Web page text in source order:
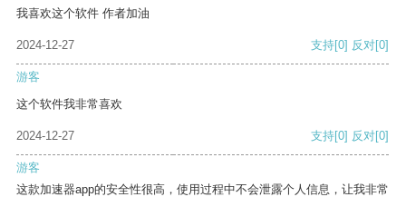
我喜欢这个软件 作者加油
2024-12-27 支持[0] 反对[0]
游客
这个软件我非常喜欢
2024-12-27 支持[0] 反对[0]
游客
这款加速器app的安全性很高，使用过程中不会泄露个人信息，让我非常